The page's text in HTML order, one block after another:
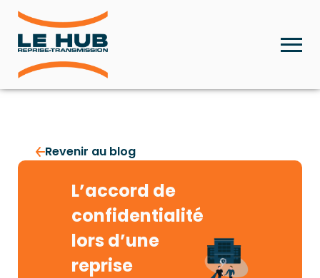
Revenir au blog
L’accord de
confidentialité
lors d’une
reprise